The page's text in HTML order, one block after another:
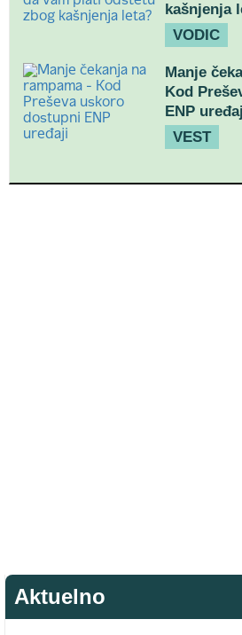
kašnjenja
VODIC
Manje
Kod
ENP
VEST
Aktuelno